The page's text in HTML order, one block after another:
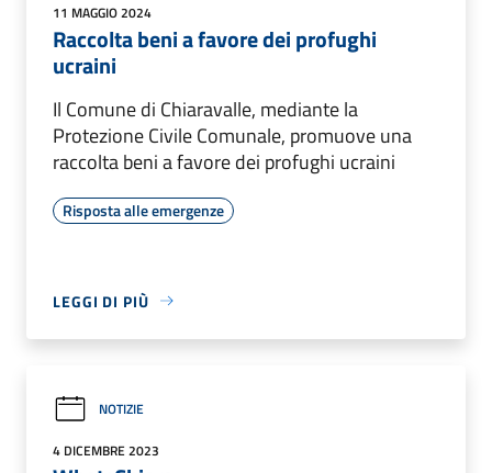
11 MAGGIO 2024
Raccolta beni a favore dei profughi
ucraini
Il Comune di Chiaravalle, mediante la
Protezione Civile Comunale, promuove una
raccolta beni a favore dei profughi ucraini
Risposta alle emergenze
LEGGI DI PIÙ
NOTIZIE
4 DICEMBRE 2023